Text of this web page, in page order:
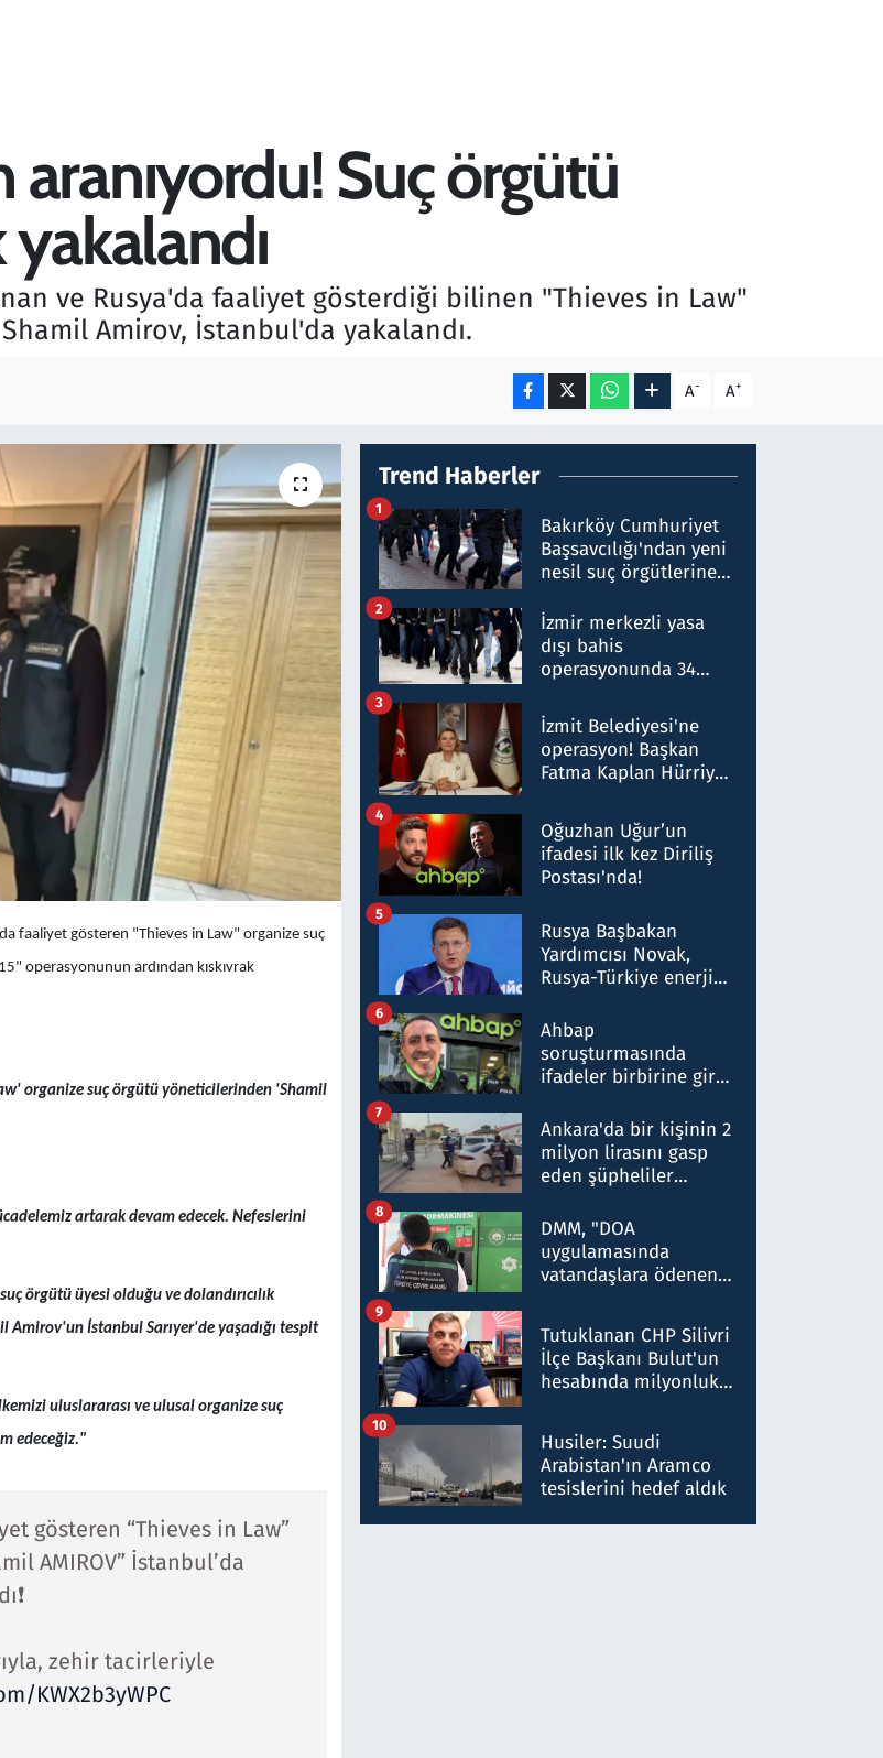
Suç örgütü
yakalandı
ve Rusya'da faaliyet gösterdiği bilinen "Thieves in Law"
Amirov, İstanbul'da yakalandı.
A- A+
faaliyet gösteren "Thieves in Law" organize suç
operasyonunun ardından kıskıvrak
organize suç örgütü yöneticilerinden 'Shamil
artarak devam edecek. Nefeslerini
örgütü üyesi olduğu ve dolandırıcılık
Amirov'un İstanbul Sarıyer'de yaşadığı tespit
uluslararası ve ulusal organize suç
edeceğiz."
gösteren “Thieves in Law”
AMIROV” İstanbul’da
zehir tacirleriyle
KWX2b3yWPC
Trend Haberler
Bakırköy Cumhuriyet
Başsavcılığı'ndan yeni
nesil suç örgütlerine
hakkında gözaltı kararı
1
İzmir merkezli yasa
dışı bahis
operasyonunda 34
Milyar liralık para
trafiği tespit edildi
2
İzmit Belediyesi'ne
operasyon! Başkan
Fatma Kaplan Hürriyet
3
Oğuzhan Uğur’un
ifadesi ilk kez Diriliş
Postası'nda!
4
Rusya Başbakan
Yardımcısı Novak,
Rusya-Türkiye enerji
nitelikte olduğunu
belirtti
5
Ahbap
soruşturmasında
ifadeler birbirine girdi:
ifadelerinden ortaya
çıkan tablo şok etti
6
Ankara'da bir kişinin 2
milyon lirasını gasp
eden şüpheliler
7
DMM, "DOA
uygulamasında
vatandaşlara ödenen
düşürüldüğü" iddiasını
yalanladı
8
Tutuklanan CHP Silivri
İlçe Başkanı Bulut'un
hesabında milyonluk
talimat verdi, ben
gönderdim
9
Husiler: Suudi
Arabistan'ın Aramco
tesislerini hedef aldık
10